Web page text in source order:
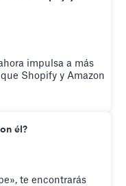
impulsa a más
Shopify y Amazon
él?
te encontrarás